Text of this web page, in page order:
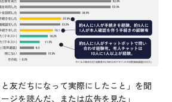
と友だちになって実際にしたこと」を聞
ジを読んだ、または広告を見た」